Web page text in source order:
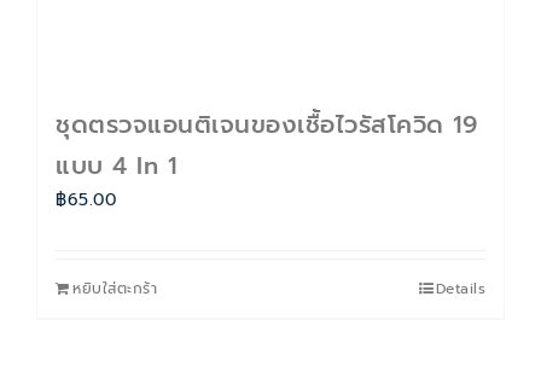
ชุดตรวจแอนติเจนของเชื้อไวรัสโควิด 19
แบบ 4 In 1
฿65.00
หยิบใส่ตะกร้า Details